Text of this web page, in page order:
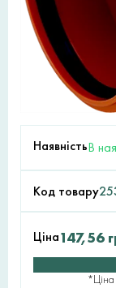
НаявністьВ
Код товару
Ціна147,56
*Ціна